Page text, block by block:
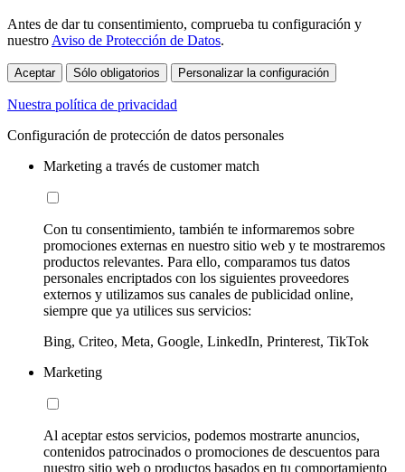
Antes de dar tu consentimiento, comprueba tu configuración y
nuestro Aviso de Protección de Datos.
Aceptar Sólo obligatorios Personalizar la configuración
Nuestra política de privacidad
Configuración de protección de datos personales
Marketing a través de customer match
Con tu consentimiento, también te informaremos sobre
promociones externas en nuestro sitio web y te mostraremos
productos relevantes. Para ello, comparamos tus datos
personales encriptados con los siguientes proveedores
externos y utilizamos sus canales de publicidad online,
siempre que ya utilices sus servicios:
Bing, Criteo, Meta, Google, LinkedIn, Printerest, TikTok
Marketing
Al aceptar estos servicios, podemos mostrarte anuncios,
contenidos patrocinados o promociones de descuentos para
nuestro sitio web o productos basados en tu comportamiento